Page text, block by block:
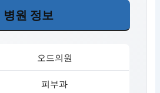
병원 정보
오드의원
피부과